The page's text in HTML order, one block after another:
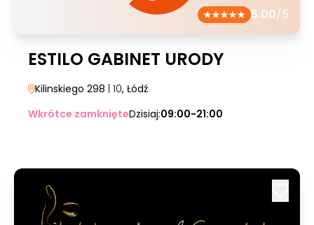
5.00/5
ESTILO GABINET URODY
Kilinskiego 298 | 10, Łódź
Wkrótce zamknięteDzisiaj:09:00-21:00